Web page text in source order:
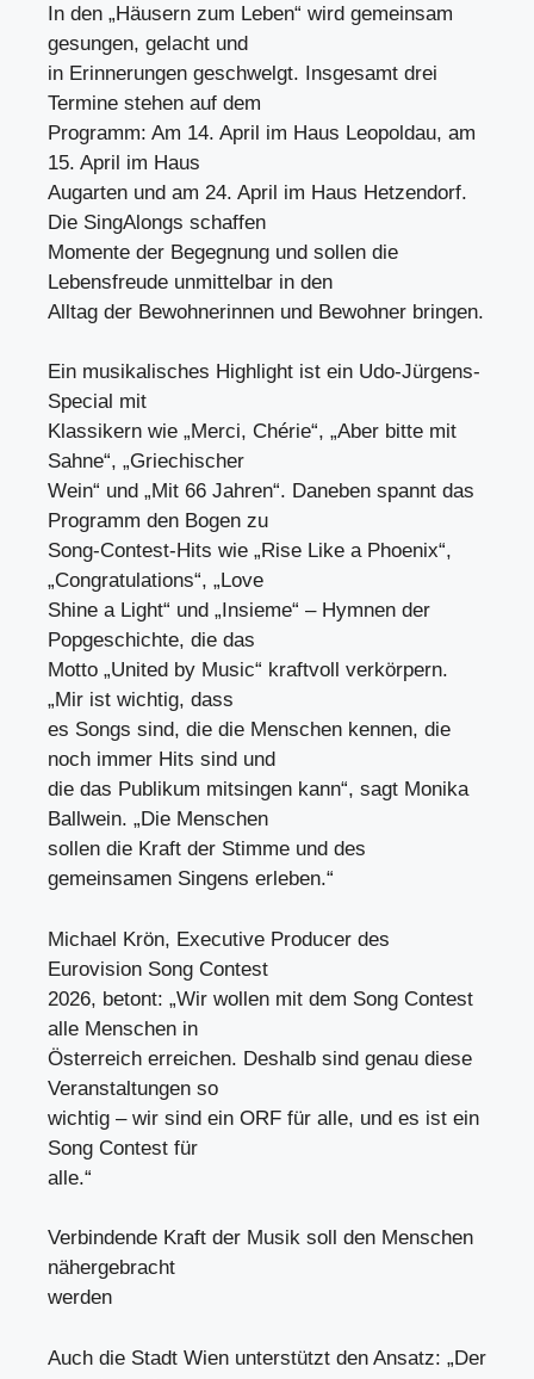
In den „Häusern zum Leben“ wird gemeinsam
gesungen, gelacht und
in Erinnerungen geschwelgt. Insgesamt drei
Termine stehen auf dem
Programm: Am 14. April im Haus Leopoldau, am
15. April im Haus
Augarten und am 24. April im Haus Hetzendorf.
Die SingAlongs schaffen
Momente der Begegnung und sollen die
Lebensfreude unmittelbar in den
Alltag der Bewohnerinnen und Bewohner bringen.
Ein musikalisches Highlight ist ein Udo-Jürgens-
Special mit
Klassikern wie „Merci, Chérie“, „Aber bitte mit
Sahne“, „Griechischer
Wein“ und „Mit 66 Jahren“. Daneben spannt das
Programm den Bogen zu
Song-Contest-Hits wie „Rise Like a Phoenix“,
„Congratulations“, „Love
Shine a Light“ und „Insieme“ – Hymnen der
Popgeschichte, die das
Motto „United by Music“ kraftvoll verkörpern.
„Mir ist wichtig, dass
es Songs sind, die die Menschen kennen, die
noch immer Hits sind und
die das Publikum mitsingen kann“, sagt Monika
Ballwein. „Die Menschen
sollen die Kraft der Stimme und des
gemeinsamen Singens erleben.“
Michael Krön, Executive Producer des
Eurovision Song Contest
2026, betont: „Wir wollen mit dem Song Contest
alle Menschen in
Österreich erreichen. Deshalb sind genau diese
Veranstaltungen so
wichtig – wir sind ein ORF für alle, und es ist ein
Song Contest für
alle.“
Verbindende Kraft der Musik soll den Menschen
nähergebracht
werden
Auch die Stadt Wien unterstützt den Ansatz: „Der